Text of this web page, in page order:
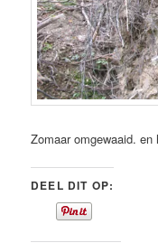
Zomaar omgewaaid.
DEEL DIT OP: